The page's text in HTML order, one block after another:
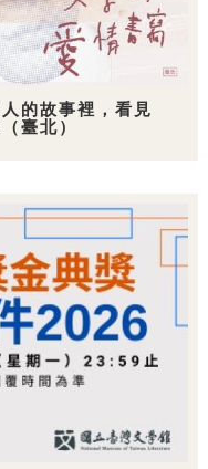
的故事裡，看見
臺北）